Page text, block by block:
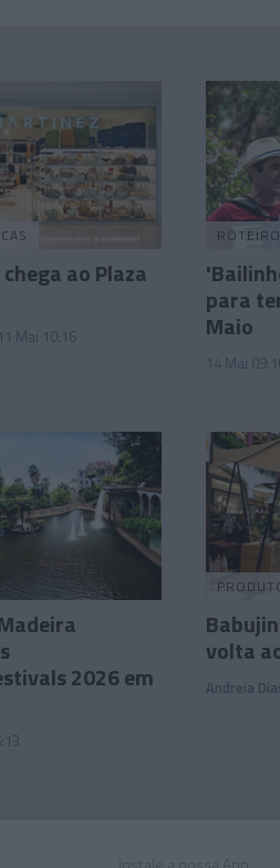
ao Plaza
11 Mai 10:16
ROTEIRO
para
Maio
14 Mai
2026 em
volta
Andreia